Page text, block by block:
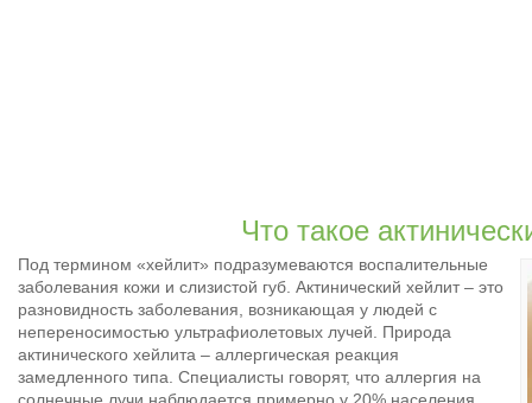
Что такое
Под термином «хейлит» подразумеваются воспалительные
заболевания кожи и слизистой губ. Актинический хейлит – это
разновидность заболевания, возникающая у людей с
непереносимостью ультрафиолетовых лучей. Природа
актинического хейлита – аллергическая реакция
замедленного типа. Специалисты говорят, что аллергия на